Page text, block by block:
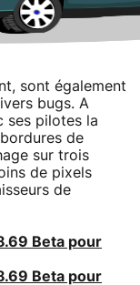
sont également
bugs. A
ses pilotes la
de
sur trois
de pixels
de
Beta pour
Beta pour